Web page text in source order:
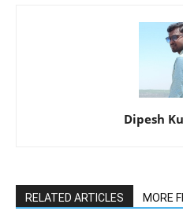
Dipesh
RELATED ARTICLES MORE